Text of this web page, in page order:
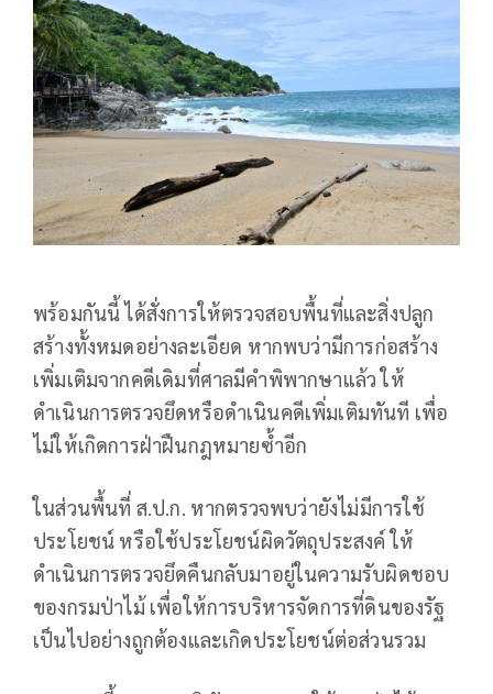
พร้อมกันนี้ ได้สั่งการให้ตรวจสอบพื้นที่และสิ่งปลูก
สร้างทั้งหมดอย่างละเอียด หากพบว่ามีการก่อสร้าง
เพิ่มเติมจากคดีเดิมที่ศาลมีคำพิพากษาแล้ว ให้
ดำเนินการตรวจยึดหรือดำเนินคดีเพิ่มเติมทันที เพื่อ
ไม่ให้เกิดการฝ่าฝืนกฎหมายซ้ำอีก
ในส่วนพื้นที่ ส.ป.ก. หากตรวจพบว่ายังไม่มีการใช้
ประโยชน์ หรือใช้ประโยชน์ผิดวัตถุประสงค์ ให้
ดำเนินการตรวจยึดคืนกลับมาอยู่ในความรับผิดชอบ
ของกรมป่าไม้ เพื่อให้การบริหารจัดการที่ดินของรัฐ
เป็นไปอย่างถูกต้องและเกิดประโยชน์ต่อส่วนรวม